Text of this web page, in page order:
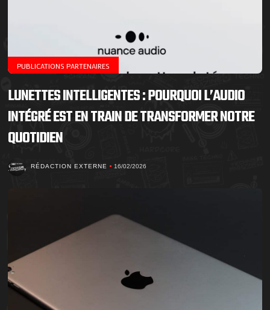
PUBLICATIONS PARTENAIRES
LUNETTES INTELLIGENTES : POURQUOI L’AUDIO
INTÉGRÉ EST EN TRAIN DE TRANSFORMER NOTRE
QUOTIDIEN
RÉDACTION EXTERNE 16/02/2026